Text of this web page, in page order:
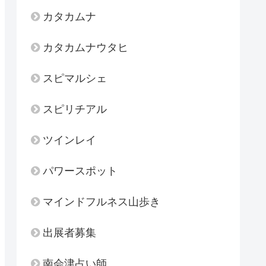
カタカムナ
カタカムナウタヒ
スピマルシェ
スピリチアル
ツインレイ
パワースポット
マインドフルネス山歩き
出展者募集